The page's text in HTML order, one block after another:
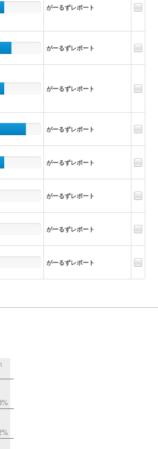
がーるずレポート
がーるずレポート
がーるずレポート
がーるずレポート
がーるずレポート
がーるずレポート
がーるずレポート
がーるずレポート